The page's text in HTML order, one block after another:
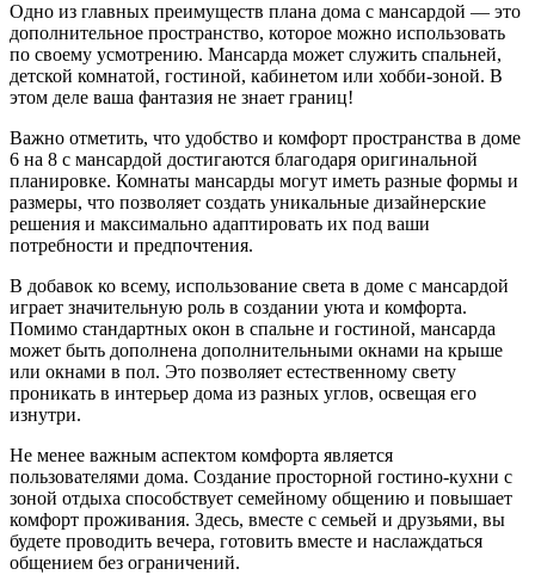
Одно из главных преимуществ плана дома с мансардой — это
дополнительное пространство, которое можно использовать
по своему усмотрению. Мансарда может служить спальней,
детской комнатой, гостиной, кабинетом или хобби-зоной. В
этом деле ваша фантазия не знает границ!
Важно отметить, что удобство и комфорт пространства в доме
6 на 8 с мансардой достигаются благодаря оригинальной
планировке. Комнаты мансарды могут иметь разные формы и
размеры, что позволяет создать уникальные дизайнерские
решения и максимально адаптировать их под ваши
потребности и предпочтения.
В добавок ко всему, использование света в доме с мансардой
играет значительную роль в создании уюта и комфорта.
Помимо стандартных окон в спальне и гостиной, мансарда
может быть дополнена дополнительными окнами на крыше
или окнами в пол. Это позволяет естественному свету
проникать в интерьер дома из разных углов, освещая его
изнутри.
Не менее важным аспектом комфорта является
пользователями дома. Создание просторной гостино-кухни с
зоной отдыха способствует семейному общению и повышает
комфорт проживания. Здесь, вместе с семьей и друзьями, вы
будете проводить вечера, готовить вместе и наслаждаться
общением без ограничений.